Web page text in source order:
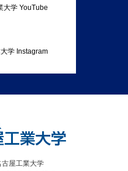
大学 YouTube
学 Instagram
古屋工業大学